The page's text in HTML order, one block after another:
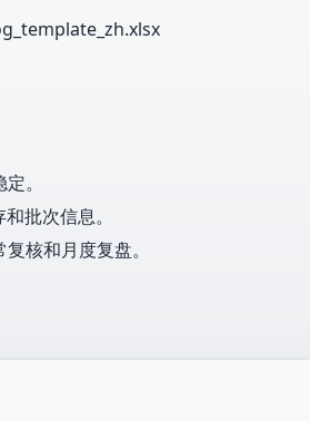
。
批次信息。
核和月度复盘。